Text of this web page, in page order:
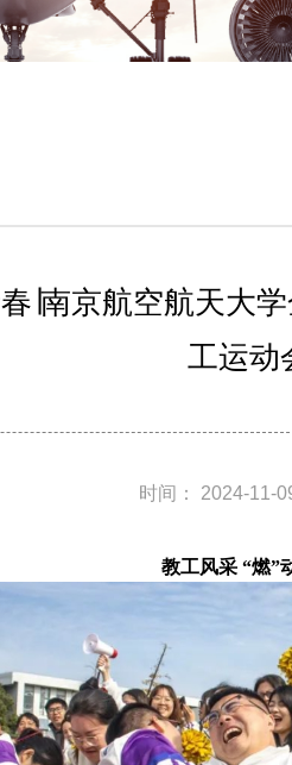
春∣南京航空航天大
工运动
时间： 2024-11-
教工风采 “燃”